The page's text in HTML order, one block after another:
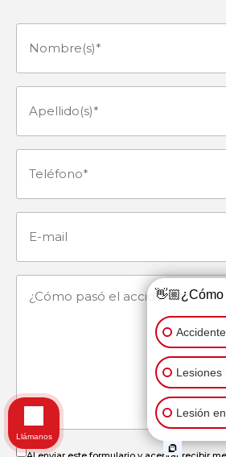
Nombre(s)
Apellido(s)
Teléfono (Obligatorio)
¿Cómo
accidente?
Lesiones
Lesión
Llámanos